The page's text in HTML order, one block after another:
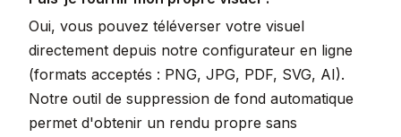
Oui, vous pouvez téléverser votre visuel
directement depuis notre configurateur en ligne
(formats acceptés : PNG, JPG, PDF, SVG, AI).
Notre outil de suppression de fond automatique
permet d'obtenir un rendu propre sans